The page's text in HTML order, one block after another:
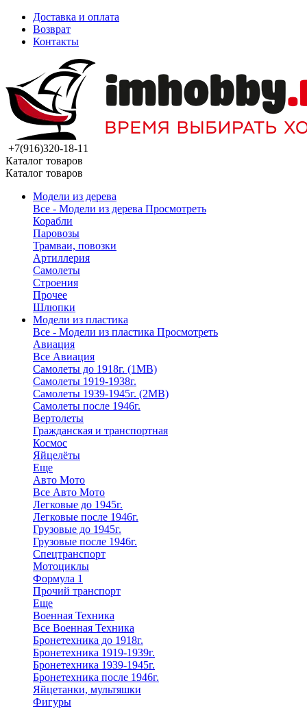
Доставка и оплата
Возврат
Контакты
+7(916)320-18-11
Каталог товаров
Каталог товаров
Модели из дерева
Все - Модели из дерева Просмотреть
Корабли
Паровозы
Трамваи, повозки
Артиллерия
Самолеты
Строения
Прочее
Шлюпки
Модели из пластика
Все - Модели из пластика Просмотреть
Авиация
Все Авиация
Самолеты до 1918г. (1МВ)
Самолеты 1919-1938г.
Самолеты 1939-1945г. (2МВ)
Самолеты после 1946г.
Вертолеты
Гражданская и транспортная
Космос
Яйцелёты
Еще
Авто Мото
Все Авто Мото
Легковые до 1945г.
Легковые после 1946г.
Грузовые до 1945г.
Грузовые после 1946г.
Спецтранспорт
Мотоциклы
Формула 1
Прочий транспорт
Еще
Военная Техника
Все Военная Техника
Бронетехника до 1918г.
Бронетехника 1919-1939г.
Бронетехника 1939-1945г.
Бронетехника после 1946г.
Яйцетанки, мультяшки
Фигуры